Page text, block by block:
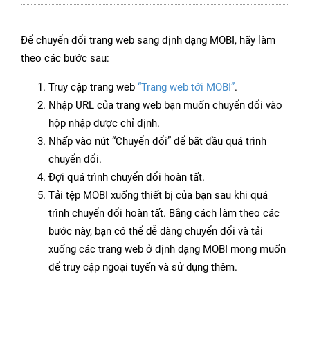
Để chuyển đổi trang web sang định dạng MOBI, hãy làm
theo các bước sau:
Truy cập trang web “Trang web tới MOBI”.
Nhập URL của trang web bạn muốn chuyển đổi vào
hộp nhập được chỉ định.
Nhấp vào nút “Chuyển đổi” để bắt đầu quá trình
chuyển đổi.
Đợi quá trình chuyển đổi hoàn tất.
Tải tệp MOBI xuống thiết bị của bạn sau khi quá
trình chuyển đổi hoàn tất. Bằng cách làm theo các
bước này, bạn có thể dễ dàng chuyển đổi và tải
xuống các trang web ở định dạng MOBI mong muốn
để truy cập ngoại tuyến và sử dụng thêm.